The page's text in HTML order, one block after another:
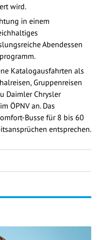
wird.
in einem
Abendessen
Katalogausfahrten als
Gruppenreisen
Daimler Chrysler
ÖPNV an. Das
Busse für 8 bis 60
entsprechen.